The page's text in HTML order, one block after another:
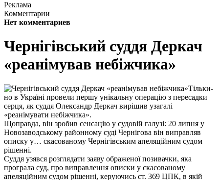
Реклама
Комментарии
Нет комментариев
Чернігівський суддя Деркач
«реанімував небіжчика»
Тільки-
но в Україні провели першу унікальну операцію з пересадки
серця, як суддя Олександр Деркач вирішив узагалі
«реанімувати небіжчика».
Щоправда, він зробив сенсацію у судовій галузі: 20 липня у
Новозаводському районному суді Чернігова він виправляв
описку у… скасованому Чернігівським апеляційним судом
рішенні.
Суддя узявся розглядати заяву ображеної позивачки, яка
програла суд, про виправлення описки у скасованому
апеляційним судом рішенні, керуючись ст. 369 ЦПК, в якій